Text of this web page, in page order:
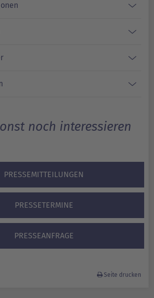
noch interessieren
PRESSEMITTEILUNGEN
PRESSETERMINE
PRESSEANFRAGE
Seite drucken